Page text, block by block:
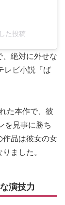
た投稿
、絶対に外せな
レビ小説『ば
た本作で、彼
を見事に勝ち
作品は彼女の女
ました。
演技力